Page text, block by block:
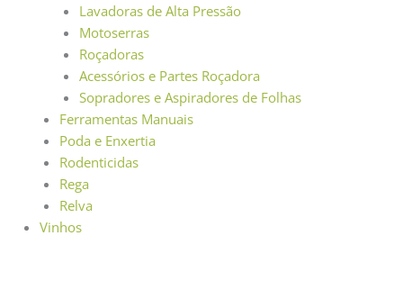
Lavadoras de Alta Pressão
Motoserras
Roçadoras
Acessórios e Partes Roçadora
Sopradores e Aspiradores de Folhas
Ferramentas Manuais
Poda e Enxertia
Rodenticidas
Rega
Relva
Vinhos